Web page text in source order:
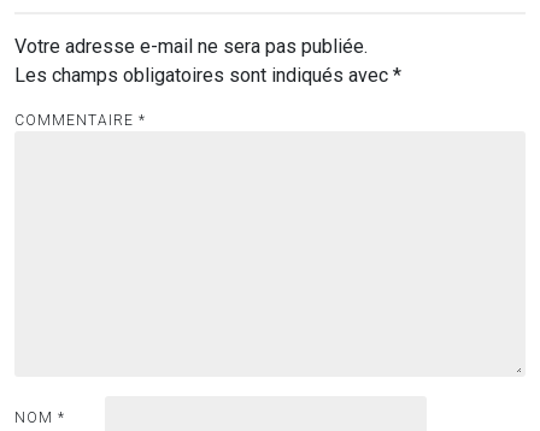
Votre adresse e-mail ne sera pas publiée.
Les champs obligatoires sont indiqués avec *
COMMENTAIRE *
NOM *